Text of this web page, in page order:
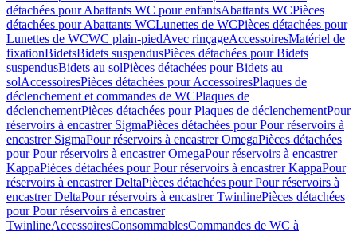
détachées pour Abattants WC pour enfantsAbattants WCPièces
détachées pour Abattants WCLunettes de WCPièces détachées pour
Lunettes de WCWC plain-piedAvec rinçageAccessoiresMatériel de
fixationBidetsBidets suspendusPièces détachées pour Bidets
suspendusBidets au solPièces détachées pour Bidets au
solAccessoiresPièces détachées pour AccessoiresPlaques de
déclenchement et commandes de WCPlaques de
déclenchementPièces détachées pour Plaques de déclenchementPour
réservoirs à encastrer SigmaPièces détachées pour Pour réservoirs à
encastrer SigmaPour réservoirs à encastrer OmegaPièces détachées
pour Pour réservoirs à encastrer OmegaPour réservoirs à encastrer
KappaPièces détachées pour Pour réservoirs à encastrer KappaPour
réservoirs à encastrer DeltaPièces détachées pour Pour réservoirs à
encastrer DeltaPour réservoirs à encastrer TwinlinePièces détachées
pour Pour réservoirs à encastrer
TwinlineAccessoiresConsommablesCommandes de WC à